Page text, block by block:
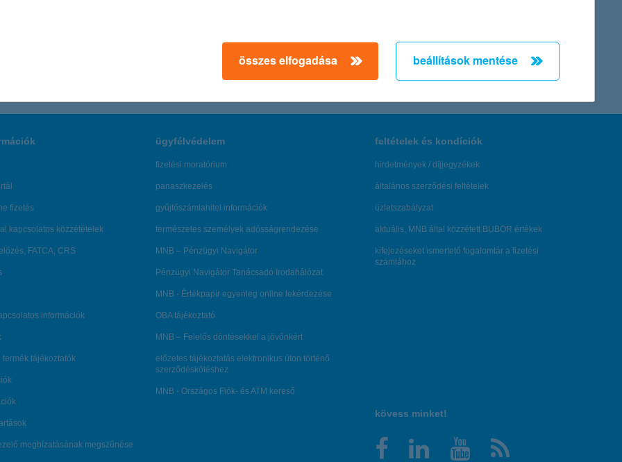
fizetés
kapcsolatos közzétételek
FATCA, CRS
információk
termék tájékoztatók
megbízatásának megszűnése
ügyfélvédelem
fizetési moratórium
panaszkezelés
gyűjtőszámlahitel információk
természetes személyek adósságrendezése
MNB – Pénzügyi Navigátor
Pénzügyi Navigátor Tanácsadó Irodahálózat
MNB - Értékpapír egyenleg online lekérdezése
OBA tájékoztató
MNB – Felelős döntésekkel a jövőnkért
előzetes tájékoztatás elektronikus úton történő
szerződéskötéshez
MNB - Országos Fiók- és ATM kereső
feltételek és kondíciók
hirdetmények / díjjegyzékek
általános szerződési feltételek
üzletszabályzat
aktuális, MNB által közzétett BUBOR értékek
kifejezéseket ismertető fogalomtár a fizetési
számlához
kövess minket!
összes elfogadása beállítások mentése